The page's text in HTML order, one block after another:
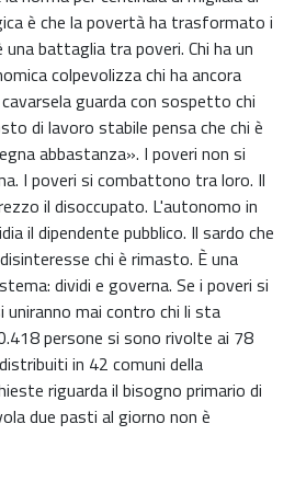
è che la povertà ha trasformato i
battaglia tra poveri. Chi ha un
colpevolizza chi ha ancora
guarda con sospetto chi
di lavoro stabile pensa che chi è
abbastanza». I poveri non si
I poveri si combattono tra loro. Il
il disoccupato. L'autonomo in
il dipendente pubblico. Il sardo che
chi è rimasto. È una
dividi e governa. Se i poveri si
mai contro chi li sta
persone si sono rivolte ai 78
in 42 comuni della
riguarda il bisogno primario di
due pasti al giorno non è